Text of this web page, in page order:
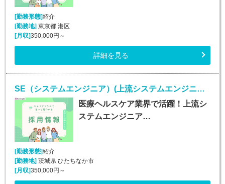
[勤務形態]紹介
[勤務地] 東京都 港区
[月収]350,000円～
詳細を見る
SE（システムエンジニア）(上流システムエンジニア/正社員)
医療ヘルスケア業界で活躍！上流シ
ステムエンジニア…
[勤務形態]紹介
[勤務地] 茨城県 ひたちなか市
[月収]350,000円～